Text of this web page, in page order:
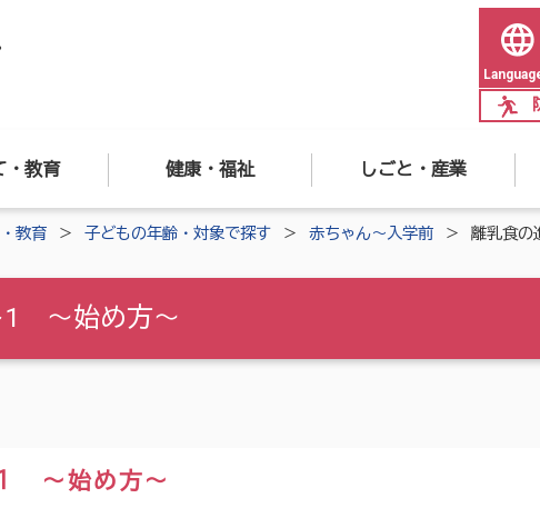
・教育 健康・福祉 しごと・産業
教育 子どもの年齢・対象で探す 赤ちゃん～入学前 離乳食
1 〜始め方〜
〜始め方〜